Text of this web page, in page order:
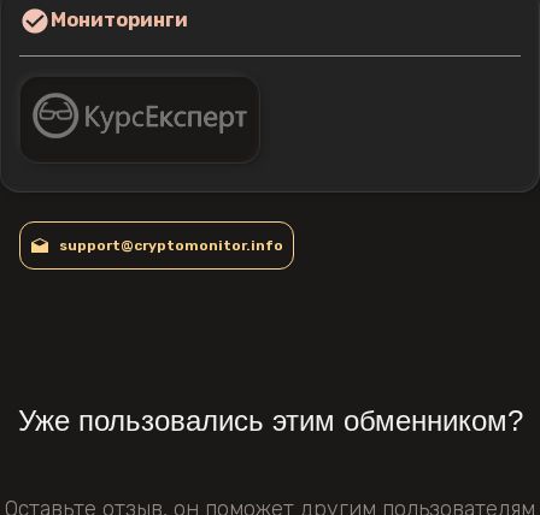
Мониторинги
support@cryptomonitor.info
Уже пользовались этим обменником?
Оставьте отзыв, он поможет другим пользователям